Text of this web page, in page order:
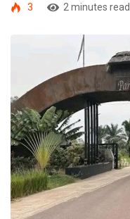
3 2 minutes read